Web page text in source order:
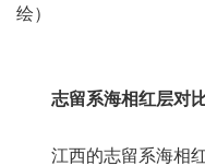
绘）
志留系海相红层对
江西的志留系海相红